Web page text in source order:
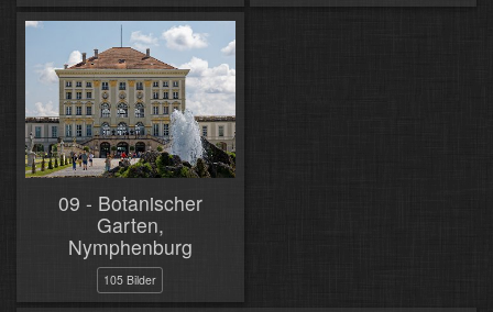
09 - Botanischer
Garten,
Nymphenburg
105 Bilder